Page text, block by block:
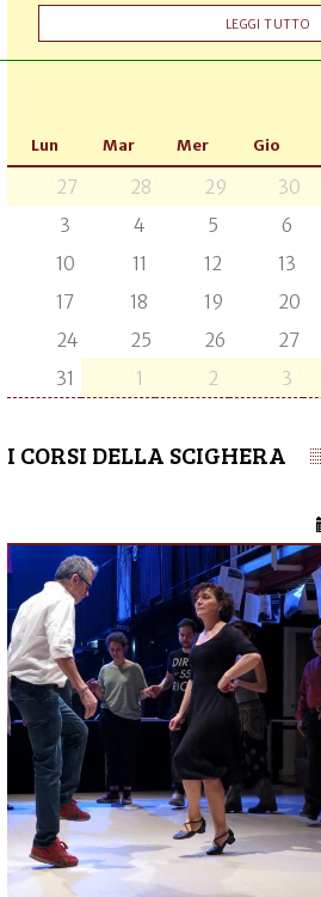
LEGGI TUTTO
Lun Mar Mer Gio
27 28 29 30
3
4 5 6
10
11 12 13
17
18 19 20
24
25 26 27
31
1 2 3
I CORSI DELLA SCIGHERA